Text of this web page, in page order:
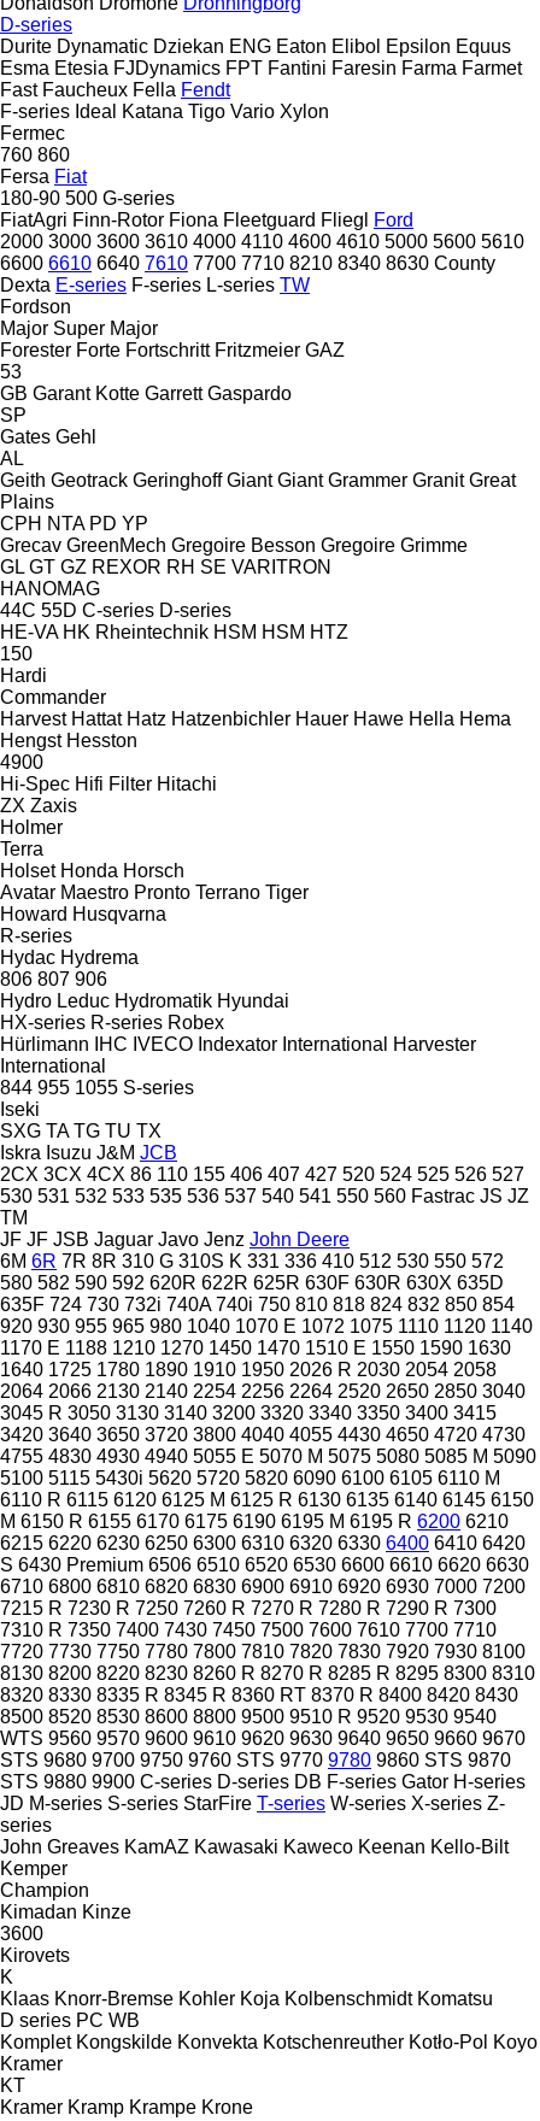
D-series
Durite Dynamatic Dziekan ENG Eaton Elibol Epsilon Equus
Esma Etesia FJDynamics FPT Fantini Faresin Farma Farmet
Fast Faucheux Fella Fendt
F-series Ideal Katana Tigo Vario Xylon
Fermec
760 860
Fersa Fiat
180-90 500 G-series
FiatAgri Finn-Rotor Fiona Fleetguard Fliegl
Ford
2000 3000 3600 3610 4000 4110 4600 4610 5000 5600 5610
6600 6610 6640 7610 7700 7710 8210 8340 8630 County
Dexta E-series F-series L-series TW
Fordson
Major Super Major
Forester Forte Fortschritt Fritzmeier GAZ
53
GB Garant Kotte Garrett Gaspardo
SP
Gates Gehl
AL
Geith Geotrack Geringhoff Giant Giant Grammer Granit Great
Plains
CPH NTA PD YP
Grecav GreenMech Gregoire Besson Gregoire Grimme
GL GT GZ REXOR RH SE VARITRON
HANOMAG
44C 55D C-series D-series
HE-VA HK Rheintechnik HSM HSM HTZ
150
Hardi
Commander
Harvest Hattat Hatz Hatzenbichler Hauer Hawe Hella Hema
Hengst Hesston
4900
Hi-Spec Hifi Filter Hitachi
ZX Zaxis
Holmer
Terra
Holset Honda Horsch
Avatar Maestro Pronto Terrano Tiger
Howard Husqvarna
R-series
Hydac Hydrema
806 807 906
Hydro Leduc Hydromatik Hyundai
HX-series R-series Robex
Hürlimann
IHC IVECO Indexator International Harvester
International
844 955 1055 S-series
Iseki
SXG TA TG TU TX
Iskra Isuzu J&M JCB
2CX 3CX 4CX 86 110 155 406 407 427 520 524 525 526 527
530 531 532 533 535 536 537 540 541 550 560 Fastrac JS JZ
TM
JF JF JSB Jaguar Javo Jenz John Deere
6M 6R 7R 8R 310 G 310S K 331 336 410 512 530 550 572
580 582 590 592 620R 622R 625R 630F 630R 630X 635D
635F 724 730 732i 740A 740i 750 810 818 824 832 850 854
920 930 955 965 980 1040 1070 E 1072 1075 1110 1120 1140
1170 E 1188 1210 1270 1450 1470 1510 E 1550 1590 1630
1640 1725 1780 1890 1910 1950 2026 R 2030 2054 2058
2064 2066 2130 2140 2254 2256 2264 2520 2650 2850 3040
3045 R 3050 3130 3140 3200 3320 3340 3350 3400 3415
3420 3640 3650 3720 3800 4040 4055 4430 4650 4720 4730
4755 4830 4930 4940 5055 E 5070 M 5075 5080 5085 M 5090
5100 5115 5430i 5620 5720 5820 6090 6100 6105 6110 M
6110 R 6115 6120 6125 M 6125 R 6130 6135 6140 6145 6150
M 6150 R 6155 6170 6175 6190 6195 M 6195 R 6200 6210
6215 6220 6230 6250 6300 6310 6320 6330 6400 6410 6420
S 6430 Premium 6506 6510 6520 6530 6600 6610 6620 6630
6710 6800 6810 6820 6830 6900 6910 6920 6930 7000 7200
7215 R 7230 R 7250 7260 R 7270 R 7280 R 7290 R 7300
7310 R 7350 7400 7430 7450 7500 7600 7610 7700 7710
7720 7730 7750 7780 7800 7810 7820 7830 7920 7930 8100
8130 8200 8220 8230 8260 R 8270 R 8285 R 8295 8300 8310
8320 8330 8335 R 8345 R 8360 RT 8370 R 8400 8420 8430
8500 8520 8530 8600 8800 9500 9510 R 9520 9530 9540
WTS 9560 9570 9600 9610 9620 9630 9640 9650 9660 9670
STS 9680 9700 9750 9760 STS 9770 9780 9860 STS 9870
STS 9880 9900 C-series D-series DB F-series Gator H-series
JD M-series S-series StarFire T-series W-series X-series Z-
series
John Greaves KamAZ Kawasaki Kaweco Keenan Kello-Bilt
Kemper
Champion
Kimadan Kinze
3600
Kirovets
K
Klaas Knorr-Bremse Kohler Koja Kolbenschmidt Komatsu
D series PC WB
Komplet Kongskilde Konvekta Kotschenreuther Kotło-Pol Koyo
Kramer
KT
Kramer Kramp Krampe Krone